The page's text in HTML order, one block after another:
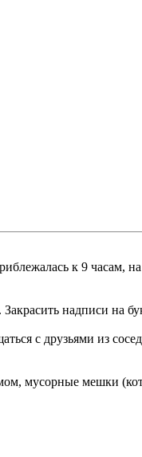
к 9 часам,
надписи на
с друзьями из
мусорные мешки